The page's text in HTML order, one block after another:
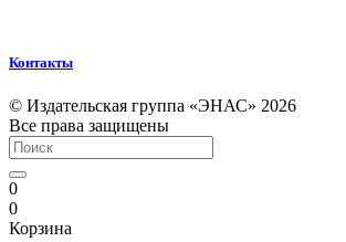
Контакты
© Издательская группа «ЭНАС» 2026
Все права защищены
0
0
Корзина